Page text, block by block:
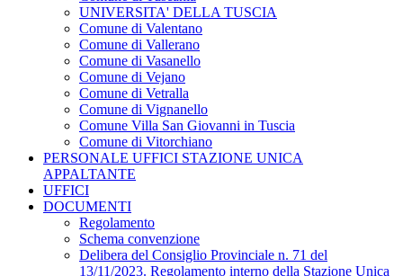
UNIVERSITA' DELLA TUSCIA
Comune di Valentano
Comune di Vallerano
Comune di Vasanello
Comune di Vejano
Comune di Vetralla
Comune di Vignanello
Comune Villa San Giovanni in Tuscia
Comune di Vitorchiano
PERSONALE UFFICI STAZIONE UNICA
APPALTANTE
UFFICI
DOCUMENTI
Regolamento
Schema convenzione
Delibera del Consiglio Provinciale n. 71 del
13/11/2023. Regolamento interno della Stazione Unica